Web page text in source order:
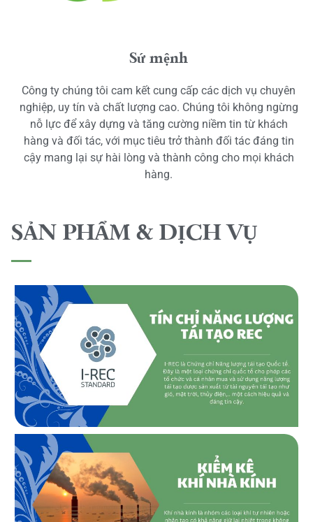
Sứ mệnh
Công ty chúng tôi cam kết cung cấp các dịch vụ chuyên
nghiệp, uy tín và chất lượng cao. Chúng tôi không ngừng
nỗ lực để xây dựng và tăng cường niềm tin từ khách
hàng và đối tác, với mục tiêu trở thành đối tác đáng tin
cậy mang lại sự hài lòng và thành công cho mọi khách
hàng.
SẢN PHẨM & DỊCH VỤ